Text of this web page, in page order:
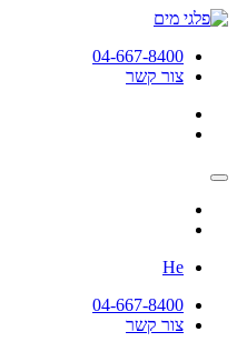
04-667-8400
צור קשר
He
04-667-8400
צור קשר